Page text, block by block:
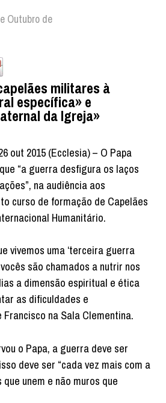
Outubro de
militares à
específica» e
da Igreja»
out 2015 (Ecclesia) – O Papa
“a guerra desfigura os laços
na audiência aos
curso de formação de Capelães
Humanitário.
vivemos uma ‘terceira guerra
são chamados a nutrir nos
a dimensão espiritual e ética
as dificuldades e
na Sala Clementina.
o Papa, a guerra deve ser
deve ser “cada vez mais com a
unem e não muros que